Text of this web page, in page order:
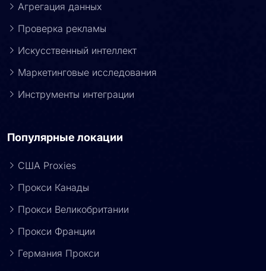
Агрегация данных
Проверка рекламы
Искусственный интеллект
Маркетинговые исследования
Инструменты интеграции
Популярные локации
США Proxies
Прокси Канады
Прокси Великобритании
Прокси Франции
Германия Прокси